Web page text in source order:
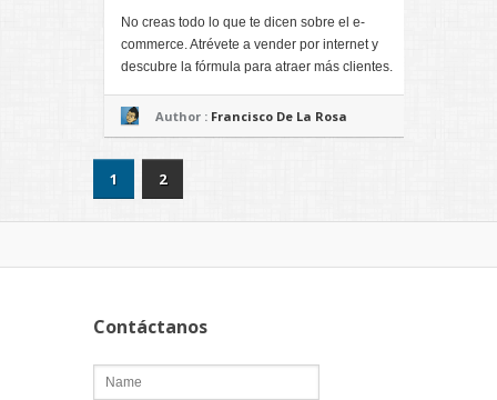
No creas todo lo que te dicen sobre el e-
commerce. Atrévete a vender por internet y
descubre la fórmula para atraer más clientes.
Author : Francisco De La Rosa
1 2
Contáctanos